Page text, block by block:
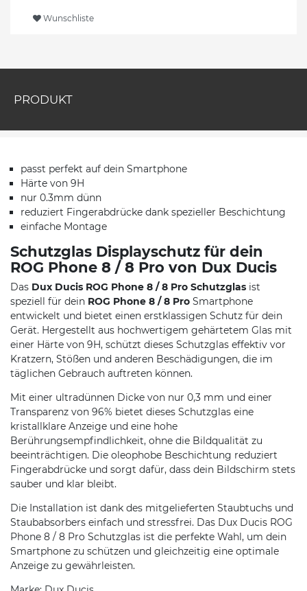
Wunschliste
PRODUKT
passt perfekt auf dein Smartphone
Härte von 9H
nur 0.3mm dünn
reduziert Fingerabdrücke dank spezieller Beschichtung
einfache Montage
Schutzglas Displayschutz für dein
ROG Phone 8 / 8 Pro von Dux Ducis
Das Dux Ducis ROG Phone 8 / 8 Pro Schutzglas ist
speziell für dein ROG Phone 8 / 8 Pro Smartphone
entwickelt und bietet einen erstklassigen Schutz für dein
Gerät. Hergestellt aus hochwertigem gehärtetem Glas mit
einer Härte von 9H, schützt dieses Schutzglas effektiv vor
Kratzern, Stößen und anderen Beschädigungen, die im
täglichen Gebrauch auftreten können.
Mit einer ultradünnen Dicke von nur 0,3 mm und einer
Transparenz von 96% bietet dieses Schutzglas eine
kristallklare Anzeige und eine hohe
Berührungsempfindlichkeit, ohne die Bildqualität zu
beeinträchtigen. Die oleophobe Beschichtung reduziert
Fingerabdrücke und sorgt dafür, dass dein Bildschirm stets
sauber und klar bleibt.
Die Installation ist dank des mitgelieferten Staubtuchs und
Staubabsorbers einfach und stressfrei. Das Dux Ducis ROG
Phone 8 / 8 Pro Schutzglas ist die perfekte Wahl, um dein
Smartphone zu schützen und gleichzeitig eine optimale
Anzeige zu gewährleisten.